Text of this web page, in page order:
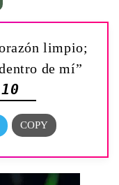
limpio;
de mí”